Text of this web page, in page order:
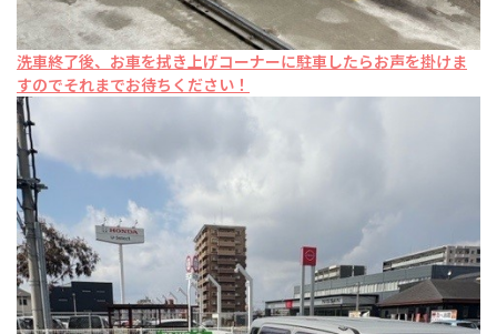
洗車終了後、お車を拭き上げコーナーに駐車したらお声を掛けま
すのでそれまでお待ちください！